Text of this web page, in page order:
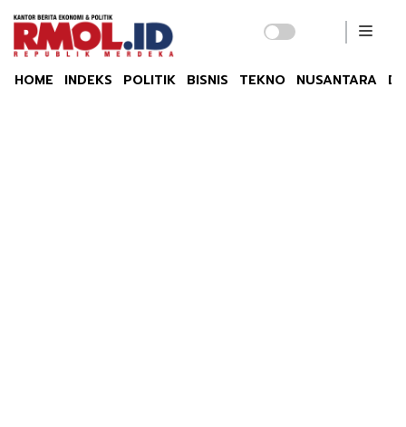
HOME INDEKS POLITIK BISNIS TEKNO NUSANTARA